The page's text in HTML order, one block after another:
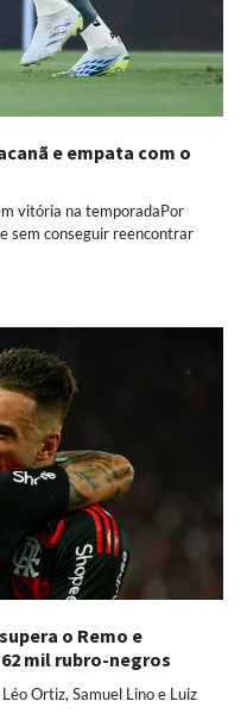
e empata com o
vitória na temporadaPor
sem conseguir reencontrar
o Remo e
mil rubro-negros
Ortiz, Samuel Lino e Luiz